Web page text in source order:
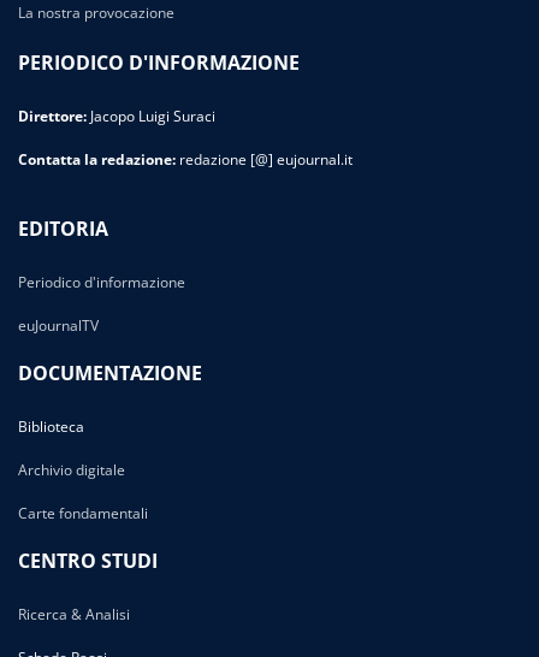
La nostra provocazione
PERIODICO D'INFORMAZIONE
Direttore: Jacopo Luigi Suraci
Contatta la redazione: redazione [@] eujournal.it
EDITORIA
Periodico d'informazione
euJournalTV
DOCUMENTAZIONE
Biblioteca
Archivio digitale
Carte fondamentali
CENTRO STUDI
Ricerca & Analisi